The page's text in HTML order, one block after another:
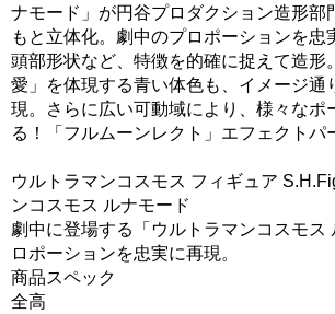
ナモード」が円谷プロダクション造形部
もと立体化。劇中のプロポーションを忠
頭部形状など、特徴を的確に捉えて造形
愛」を体現する青い体色も、イメージ通
現。さらに広い可動域により、様々なポ
る！「フルムーンレクト」エフェクトパ
ウルトラマンコスモス フィギュア
ンコスモス ルナモード
劇中に登場する「ウルトラマンコスモス
ロポーションを忠実に再現。
商品スペック
全高